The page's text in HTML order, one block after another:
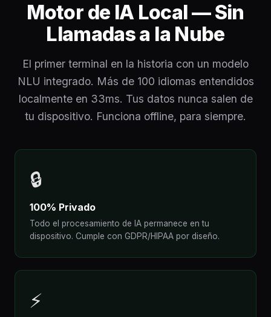
Motor de IA Local — Sin
Llamadas a la Nube
El primer terminal en la historia con un modelo
NLU integrado. Más de 100 idiomas entendidos
localmente en 33ms. Tus datos nunca salen de
tu dispositivo. Funciona offline, para siempre.
🔒
100% Privado
Todo el procesamiento de IA permanece en tu
dispositivo. Cumple con GDPR/HIPAA por diseño.
⚡